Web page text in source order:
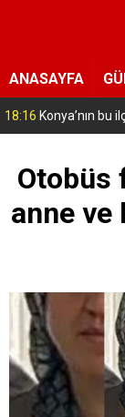
ANASAYFA
17:14 Konya’da bu tarlaya giren eli boş çıkmıyor! Hayrat olarak herkese açıldı
Otobüs
anne ve